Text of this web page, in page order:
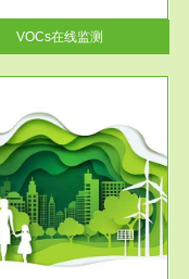
VOCs在线监测